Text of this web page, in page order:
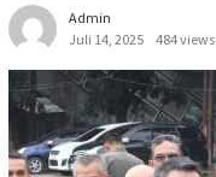
Admin
Juli 14, 2025
484 views